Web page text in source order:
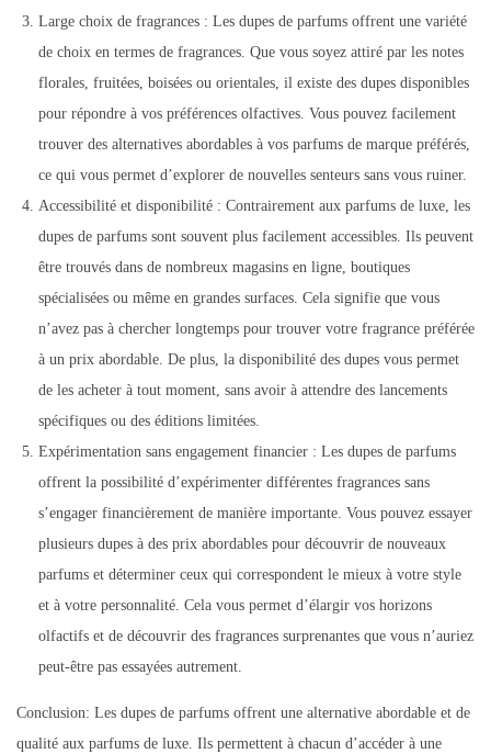
Large choix de fragrances : Les dupes de parfums offrent une variété
de choix en termes de fragrances. Que vous soyez attiré par les notes
florales, fruitées, boisées ou orientales, il existe des dupes disponibles
pour répondre à vos préférences olfactives. Vous pouvez facilement
trouver des alternatives abordables à vos parfums de marque préférés,
ce qui vous permet d’explorer de nouvelles senteurs sans vous ruiner.
Accessibilité et disponibilité : Contrairement aux parfums de luxe, les
dupes de parfums sont souvent plus facilement accessibles. Ils peuvent
être trouvés dans de nombreux magasins en ligne, boutiques
spécialisées ou même en grandes surfaces. Cela signifie que vous
n’avez pas à chercher longtemps pour trouver votre fragrance préférée
à un prix abordable. De plus, la disponibilité des dupes vous permet
de les acheter à tout moment, sans avoir à attendre des lancements
spécifiques ou des éditions limitées.
Expérimentation sans engagement financier : Les dupes de parfums
offrent la possibilité d’expérimenter différentes fragrances sans
s’engager financièrement de manière importante. Vous pouvez essayer
plusieurs dupes à des prix abordables pour découvrir de nouveaux
parfums et déterminer ceux qui correspondent le mieux à votre style
et à votre personnalité. Cela vous permet d’élargir vos horizons
olfactifs et de découvrir des fragrances surprenantes que vous n’auriez
peut-être pas essayées autrement.
Conclusion: Les dupes de parfums offrent une alternative abordable et de
qualité aux parfums de luxe. Ils permettent à chacun d’accéder à une